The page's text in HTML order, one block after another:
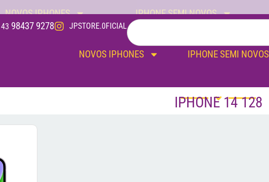
NOVOS IPHONES IPHONE SEMI NOVOS
43 98437 9278 JPSTORE.0FICIAL
NOVOS IPHONES IPHONE SEMI NOVOS
IPHONE 14 128